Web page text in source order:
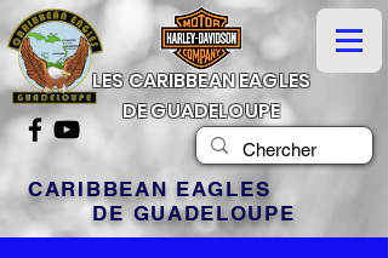
LES CARIBBEAN EAGLES
DE GUADELOUPE
CARIBBEAN EAGLES
DE GUADELOUPE